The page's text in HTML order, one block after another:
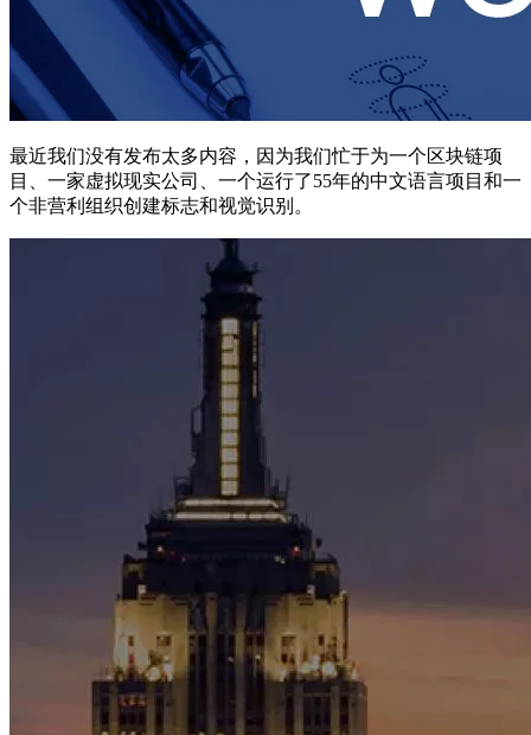
最近我们没有发布太多内容，因为我们忙于为一个区块链项
目、一家虚拟现实公司、一个运行了55年的中文语言项目和一
个非营利组织创建标志和视觉识别。